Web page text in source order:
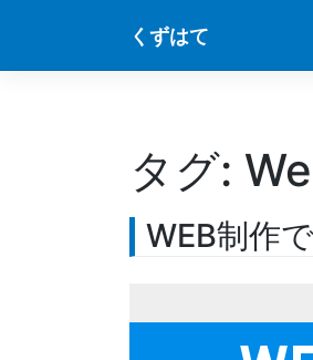
content
くずはて
タグ:
WEB制作